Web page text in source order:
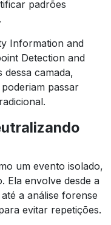
padrões
Information and
Detection and
dessa camada,
passar
um evento isolado,
Ela envolve desde a
a análise forense
evitar repetições.